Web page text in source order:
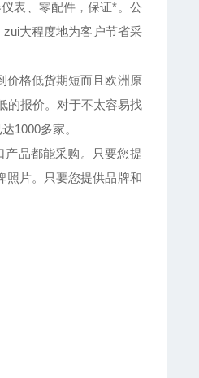
表、零配件，保证*。公
大程度地为客户节省采
价格低货期短而且欧洲原
的报价。对于不太容易找
1000多家。
品都能采购。只要您提
照片。只要您提供品牌和